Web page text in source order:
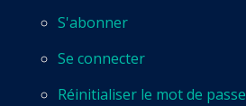
S'abonner
Se connecter
Réinitialiser le mot de passe